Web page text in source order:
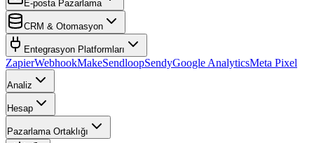
E-posta Pazarlama
CRM & Otomasyon
Entegrasyon Platformları
ZapierWebhookMakeSendloopSendyGoogle AnalyticsMeta Pixel
Analiz
Hesap
Pazarlama Ortaklığı